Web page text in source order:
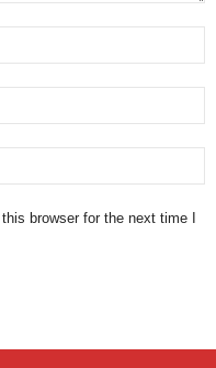
browser for the next time I